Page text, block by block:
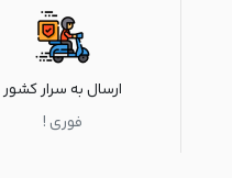
ارسال به سرار کشور
فوری !